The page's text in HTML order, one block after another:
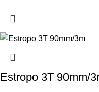
Estropo 3T 90mm/